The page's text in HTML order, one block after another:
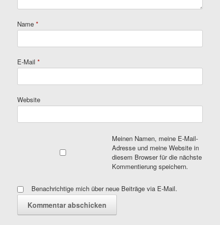
Name *
E-Mail *
Website
Meinen Namen, meine E-Mail-
Adresse und meine Website in
diesem Browser für die nächste
Kommentierung speichern.
Benachrichtige mich über neue Beiträge via E-Mail.